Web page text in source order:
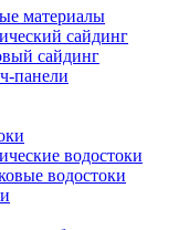
материалы
сайдинг
сайдинг
панели
водостоки
водостоки